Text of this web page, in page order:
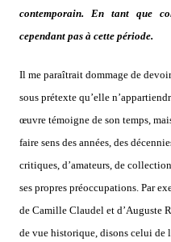
contemporain. En tant que
cependant pas à cette période.
Il me paraîtrait dommage de
sous prétexte qu’elle
œuvre témoigne de son temps,
faire sens des années, des
critiques, d’amateurs, de
ses propres préoccupations. Par
de Camille Claudel et d’Auguste
de vue historique, disons celui de